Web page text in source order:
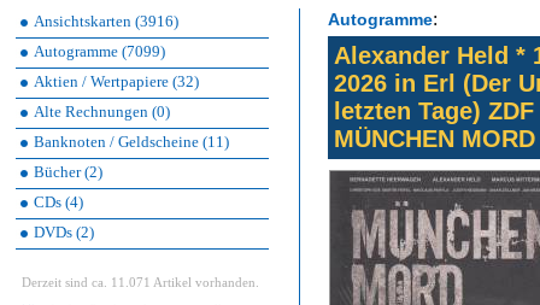
Ansichtskarten (3916)
Autogramme (7099)
Aktien / Wertpapiere (32)
Alte Rechnungen (0)
Banknoten / Geldscheine (11)
Bücher (2)
CDs (4)
DVDs (2)
Derzeit sind ca. 11.071 Artikel vorhanden.
Autogramme:
Alexander Held *
2026 in Erl (Der
letzten Tage)
MÜNCHEN